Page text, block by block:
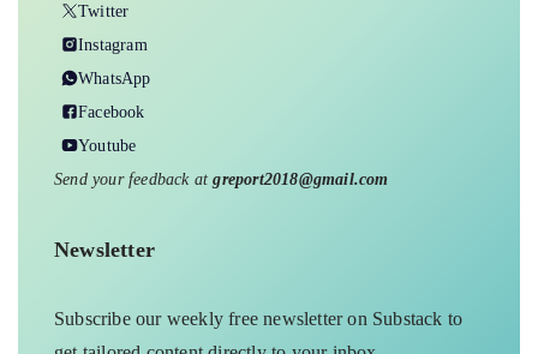
Twitter
Instagram
WhatsApp
Facebook
Youtube
Send your feedback atgreport2018@gmail.com
Newsletter
Subscribe our weekly free newsletter on Substack to